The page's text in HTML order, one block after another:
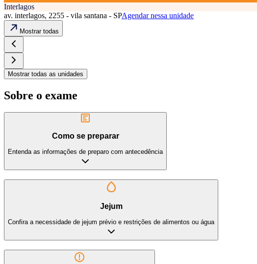
Interlagos
av. interlagos, 2255 - vila santana - SPAgendar nessa unidade
Mostrar todas
Mostrar todas as unidades
Sobre o exame
Como se preparar
Entenda as informações de preparo com antecedência
Jejum
Confira a necessidade de jejum prévio e restrições de alimentos ou água